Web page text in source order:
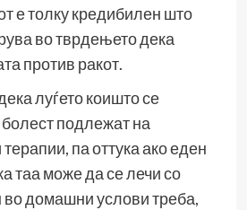
е толку кредибилен што
во тврдењето дека
против ракот.
луѓето коишто се
подлежат на
па оттука ако еден
таа може да се лечи со
во домашни услови треба,